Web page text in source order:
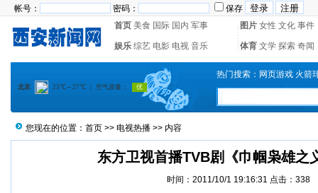
帐号： 密码：
保存
首页 美食 国际 国内 军事 图片 女性 文化 事件
娱乐 综艺 电影 电视 音乐 体育 文学 探索 奇闻
热门搜索： 网页游戏 火箭
您现在的位置： 首页 >> 电视热播 >> 内容
东方卫视首播TVB剧《巾帼枭雄之
时间：2011/10/1 19:16:31 点击： 338